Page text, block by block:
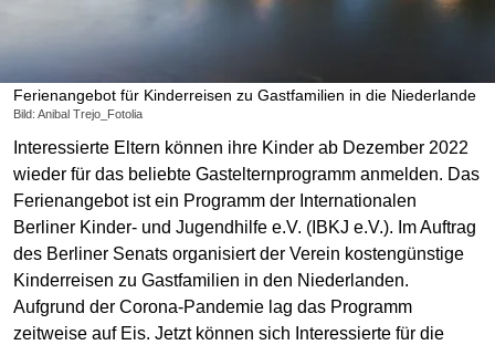
Ferienangebot für Kinderreisen zu Gastfamilien in die Niederlande
Bild: Anibal Trejo_Fotolia
Interessierte Eltern können ihre Kinder ab Dezember 2022
wieder für das beliebte Gastelternprogramm anmelden. Das
Ferienangebot ist ein Programm der Internationalen
Berliner Kinder- und Jugendhilfe e.V. (IBKJ e.V.). Im Auftrag
des Berliner Senats organisiert der Verein kostengünstige
Kinderreisen zu Gastfamilien in den Niederlanden.
Aufgrund der Corona-Pandemie lag das Programm
zeitweise auf Eis. Jetzt können sich Interessierte für die